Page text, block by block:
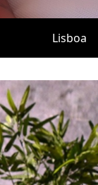
Lisboa